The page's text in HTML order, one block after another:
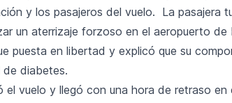
y los pasajeros del vuelo. La pasajera
un aterrizaje forzoso en el aeropuerto de
puesta en libertad y explicó que su
diabetes.
el vuelo y llegó con una hora de retraso en